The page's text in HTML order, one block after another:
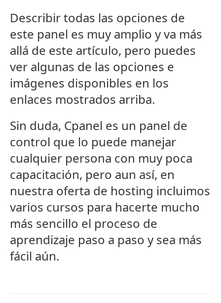
Describir todas las opciones de
este panel es muy amplio y va más
allá de este artí­culo, pero puedes
ver algunas de las opciones e
imágenes disponibles en los
enlaces mostrados arriba.
Sin duda, Cpanel es un panel de
control que lo puede manejar
cualquier persona con muy poca
capacitación, pero aun así­, en
nuestra oferta de hosting incluimos
varios cursos para hacerte mucho
más sencillo el proceso de
aprendizaje paso a paso y sea más
fácil aún.